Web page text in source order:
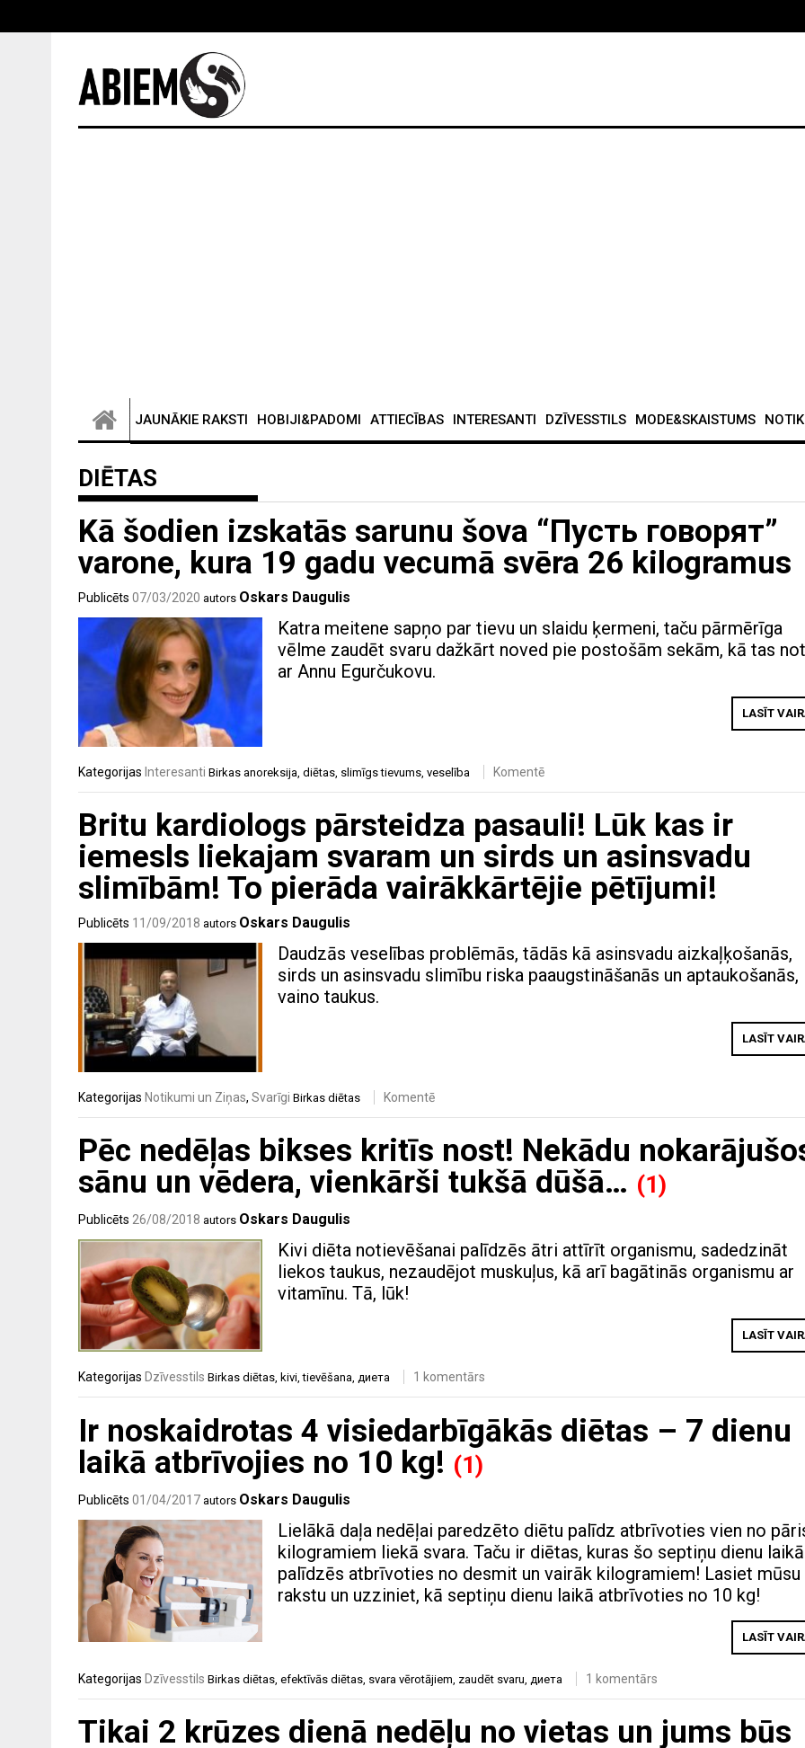
JAUNĀKIE RAKSTI HOBIJI&PADOMI ATTIECĪBAS INTERESANTI DZĪVESSTILS MODE&SKAISTUMS
DIĒTAS
Kā šodien izskatās sarunu šova “Пусть говорят”
varone, kura 19 gadu vecumā svēra 26 kilogramus
Publicēts 07/03/2020 autors Oskars Daugulis
Katra meitene sapņo par tievu un slaidu ķermeni, taču pārmērīga
vēlme zaudēt svaru dažkārt noved pie postošām sekām, kā tas
ar Annu Egurčukovu.
LASĪT
Kategorijas Interesanti Birkas anoreksija diētas slimīgs tievums veselība Komentē
Britu kardiologs pārsteidza pasauli! Lūk kas ir
iemesls liekajam svaram un sirds un asinsvadu
slimībām! To pierāda vairākkārtējie pētījumi!
Publicēts 11/09/2018 autors Oskars Daugulis
Daudzās veselības problēmās, tādās kā asinsvadu aizkaļķošanās,
sirds un asinsvadu slimību riska paaugstināšanās un aptaukošanās,
vaino taukus.
LASĪT
Kategorijas Notikumi un Ziņas, Svarīgi Birkas diētas Komentē
Pēc nedēļas bikses kritīs nost! Nekādu
sānu un vēdera, vienkārši tukšā dūšā… (1)
Publicēts 26/08/2018 autors Oskars Daugulis
Kivi diēta notievēšanai palīdzēs ātri attīrīt organismu, sadedzināt
liekos taukus, nezaudējot muskuļus, kā arī bagātinās organismu ar
vitamīnu. Tā, lūk!
LASĪT
Kategorijas Dzīvesstils Birkas diētas, kivi,tievēšana, диета 1 komentārs
Ir noskaidrotas 4 visiedarbīgākās diētas – 7 dienu
laikā atbrīvojies no 10 kg! (1)
Publicēts 01/04/2017 autors Oskars Daugulis
Lielākā daļa nedēļai paredzēto diētu palīdz atbrīvoties vien no
kilogramiem liekā svara. Taču ir diētas, kuras šo septiņu dienu laikā
palīdzēs atbrīvoties no desmit un vairāk kilogramiem! Lasiet mūsu
rakstu un uzziniet, kā septiņu dienu laikā atbrīvoties no 10 kg!
LASĪT
Kategorijas Dzīvesstils Birkas diētas efektīvās diētas svara vērotājiem zaudēt svaru диета 1 komentārs
Tikai 2 krūzes dienā nedēļu no vietas un jums būs